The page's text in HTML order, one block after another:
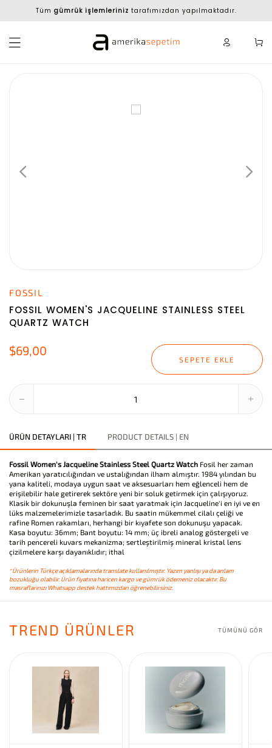
Tüm gümrük işlemleriniz tarafımızdan yapılmaktadır.
FOSSIL
FOSSIL WOMEN'S JACQUELINE STAINLESS STEEL
QUARTZ WATCH
$69,00
SEPETE EKLE
ÜRÜN DETAYLARI | TR PRODUCT DETAILS | EN
Fossil Women's Jacqueline Stainless Steel Quartz Watch Fosil her zaman
Amerikan yaratıcılığından ve ustalığından ilham almıştır. 1984 yılından bu
yana kaliteli, modaya uygun saat ve aksesuarları hem eğlenceli hem de
erişilebilir hale getirerek sektöre yeni bir soluk getirmek için çalışıyoruz.
Klasik bir dokunuşla feminen bir saat yaratmak için Jacqueline'i en iyi ve en
lüks malzemelerimizle tasarladık. Bu saatin mükemmel cilalı çeliği ve
rafine Romen rakamları, herhangi bir kıyafete son dokunuşu yapacak.
Kasa boyutu: 36mm; Bant boyutu: 14 mm; üç ibreli analog göstergeli ve
tarih pencereli kuvars mekanizma; sertleştirilmiş mineral kristal lens
çizilmelere karşı dayanıklıdır; ithal
*Ürünlerin Türkçe açıklamalarında translate kullanılmıştır. Yazım yanlışı ya da anlam
bozukluğu olabilir. Ürün fiyatına haricen kargo ve gümrük ödemeniz olacaktır. Bu
masraflarınızı Whatsapp destek hattımızdan öğrenebilirsiniz.
TREND ÜRÜNLER TÜMÜNÜ GÖR